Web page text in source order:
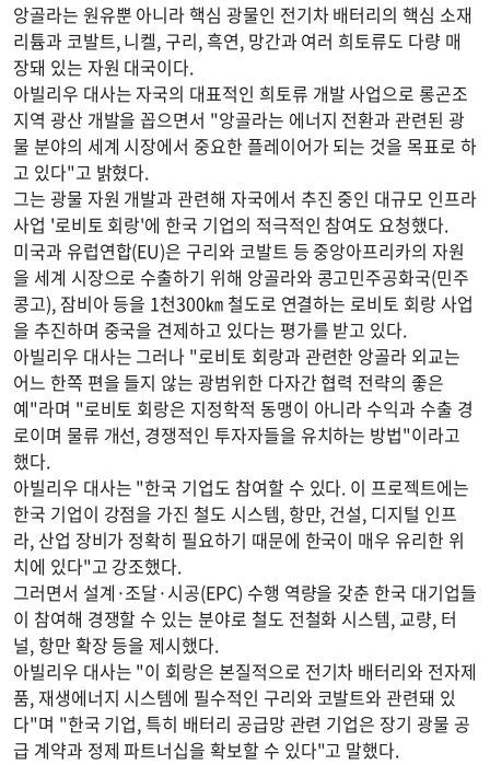
앙골라는 원유뿐 아니라 핵심 광물인 전기차 배터리의 핵심 소재
리튬과 코발트, 니켈, 구리, 흑연, 망간과 여러 희토류도 다량 매
장돼 있는 자원 대국이다.
아빌리우 대사는 자국의 대표적인 희토류 개발 사업으로 롱곤조
지역 광산 개발을 꼽으면서 "앙골라는 에너지 전환과 관련된 광
물 분야의 세계 시장에서 중요한 플레이어가 되는 것을 목표로 하
고 있다"고 밝혔다.
그는 광물 자원 개발과 관련해 자국에서 추진 중인 대규모 인프라
사업 '로비토 회랑'에 한국 기업의 적극적인 참여도 요청했다.
미국과 유럽연합(EU)은 구리와 코발트 등 중앙아프리카의 자원
을 세계 시장으로 수출하기 위해 앙골라와 콩고민주공화국(민주
콩고), 잠비아 등을 1천300㎞ 철도로 연결하는 로비토 회랑 사업
을 추진하며 중국을 견제하고 있다는 평가를 받고 있다.
아빌리우 대사는 그러나 "로비토 회랑과 관련한 앙골라 외교는
어느 한쪽 편을 들지 않는 광범위한 다자간 협력 전략의 좋은
예"라며 "로비토 회랑은 지정학적 동맹이 아니라 수익과 수출 경
로이며 물류 개선, 경쟁적인 투자자들을 유치하는 방법"이라고
했다.
아빌리우 대사는 "한국 기업도 참여할 수 있다. 이 프로젝트에는
한국 기업이 강점을 가진 철도 시스템, 항만, 건설, 디지털 인프
라, 산업 장비가 정확히 필요하기 때문에 한국이 매우 유리한 위
치에 있다"고 강조했다.
그러면서 설계·조달·시공(EPC) 수행 역량을 갖춘 한국 대기업들
이 참여해 경쟁할 수 있는 분야로 철도 전철화 시스템, 교량, 터
널, 항만 확장 등을 제시했다.
아빌리우 대사는 "이 회랑은 본질적으로 전기차 배터리와 전자제
품, 재생에너지 시스템에 필수적인 구리와 코발트와 관련돼 있
다"며 "한국 기업, 특히 배터리 공급망 관련 기업은 장기 광물 공
급 계약과 정제 파트너십을 확보할 수 있다"고 말했다.